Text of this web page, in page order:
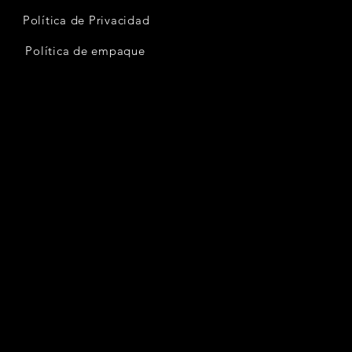
Política de Privacidad
Política de empaque